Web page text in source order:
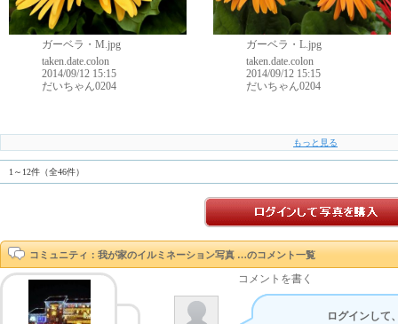
ガーベラ・M.jpg
taken.date.colon
2014/09/12 15:15
だいちゃん0204
ガーベラ・L.jpg
taken.date.colon
2014/09/12 15:15
だいちゃん0204
もっと見る
1～12件（全46件）
コミュニティ：我が家のイルミネーション写真 …のコメント一覧
コメントを書く
ログインして